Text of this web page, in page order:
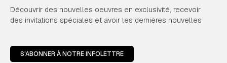
Découvrir des nouvelles oeuvres en exclusivité, recevoir
des invitations spéciales et avoir les dernières nouvelles
S'ABONNER À NOTRE INFOLETTRE